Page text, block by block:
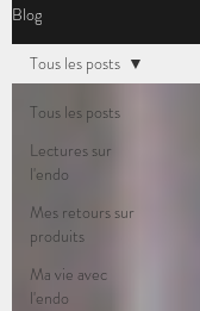
Blog
Tous les posts
Lectures sur
l'endo
Mes retours sur
produits
Ma vie avec
l'endo
Tous les posts